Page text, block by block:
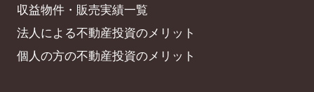
収益物件・販売実績一覧
法人による不動産投資のメリット
個人の方の不動産投資のメリット